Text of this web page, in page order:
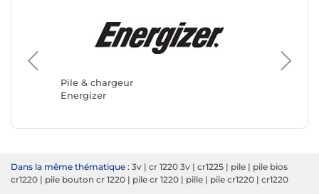
Pile & chargeur
Energizer
Pile &
Dans la même thématique : 3v | cr 1220 3v | cr1225 | pile | pile bios
cr1220 | pile bouton cr 1220 | pile cr 1220 | pille | pile cr1220 | cr1220